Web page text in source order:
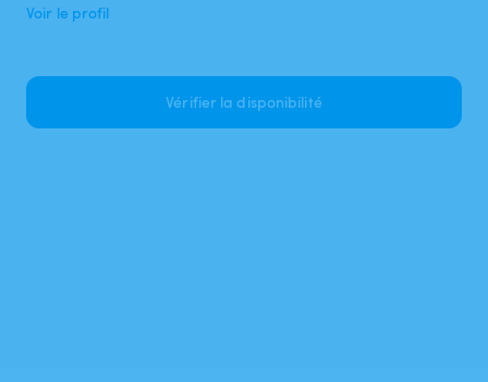
Voir le profil
Vérifier la disponibilité